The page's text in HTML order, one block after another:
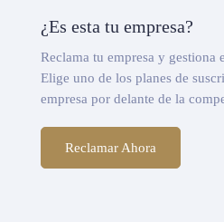
¿Es esta tu empresa?
Reclama tu empresa y gestiona
Elige uno de los planes de
empresa por delante de la
Reclamar Ahora